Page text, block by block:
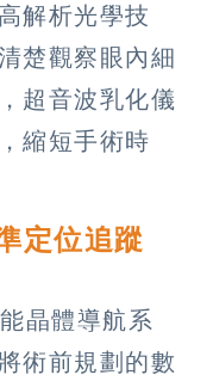
解析光學技
楚觀察眼內細
超音波乳化儀
縮短手術時
定位追蹤
晶體導航系
術前規劃的數